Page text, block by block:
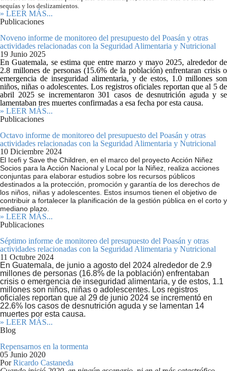
sequías y los deslizamientos.
» LEER MÁS...
Publicaciones
Noveno informe de monitoreo del presupuesto del Poasán y otras
actividades relacionadas con la Seguridad Alimentaria y Nutricional
19 Junio 2025
En Guatemala, se estima que entre marzo y mayo 2025, alrededor de
2.8 millones de personas (15.6% de la población) enfrentaran crisis o
emergencia de inseguridad alimentaria, y de estos, 1.0 millones son
niños, niñas o adolescentes. Los registros oficiales reportan que al 5 de
abril 2025 se incrementaron 301 casos de desnutrición aguda y se
lamentaban tres muertes confirmadas a esa fecha por esta causa.
» LEER MÁS...
Publicaciones
Octavo informe de monitoreo del presupuesto del Poasán y otras
actividades relacionadas con la Seguridad Alimentaria y Nutricional
10 Diciembre 2024
El Icefi y Save the Children, en el marco del proyecto Acción Niñez
Socios para la Acción Nacional y Local por la Niñez, realiza acciones
conjuntas para elaborar estudios sobre los recursos públicos
destinados a la protección, promoción y garantía de los derechos de
los niños, niñas y adolescentes. Estos insumos tienen el objetivo de
contribuir a fortalecer la planificación de la gestión pública en el corto y
mediano plazo.
» LEER MÁS...
Publicaciones
Séptimo informe de monitoreo del presupuesto del Poasán y otras
actividades relacionadas con la Seguridad Alimentaria y Nutricional
11 Octubre 2024
En Guatemala, de junio a agosto del 2024 alrededor de 2.9
millones de personas (16.8% de la población) enfrentaban
crisis o emergencia de inseguridad alimentaria, y de estos, 1.1
millones son niños, niñas o adolescentes. Los registros
oficiales reportan que al 29 de junio 2024 se incrementó en
22.6% los casos de desnutrición aguda y se lamentan 14
muertes por esta causa.
» LEER MÁS...
Blog
Repensarnos en la tormenta
05 Junio 2020
PorRicardo Castaneda